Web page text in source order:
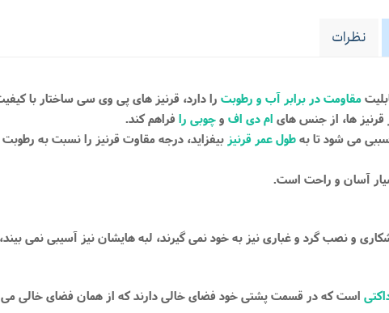
نظرات
مقاومت در برابر آب و رطوبت را دارد، قرنیز های پی وی سی ساختار با
ها، از جنس های ام دی اف وچوبی را فراهم کند.
می شود تا بهطول عمر قرنیز بیفزاید، درجه مقاوت قرنیز را نسبت به رطوبت
آسان و راحت است.
و نصب گرد و غباری نیز به خود نمی گیرند، لبه هایشان نیز آسیبی نمی
است که در قسمت پشتی خود فضای خالی دارند که از همان فضای خالی می